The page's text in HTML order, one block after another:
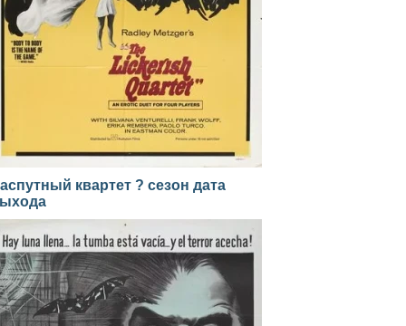
квартет ? сезон дата